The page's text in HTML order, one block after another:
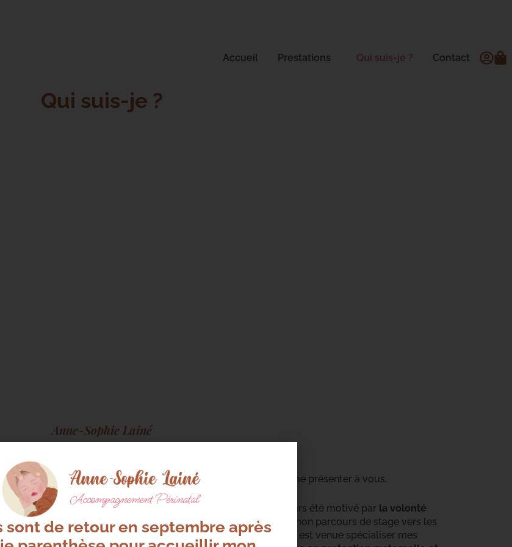
Accueil Prestations Qui suis-je ? Contact
Qui suis-je ?
Anne-Sophie Lainé
Infirmière Puéricultrice diplômée d’État
un choix de cœur et de personne, il me semble important de me présenter à vous.
de formation. Mon parcours scolaire et étudiant a toujours été motivé par la volonté
tout naturellement que dès mon école d’infirmière j’ai orienté mon parcours de stage vers les
dans les services les plus exigeants. L’école de puéricultrice est venue spécialiser mes
sont de retour en septembre après